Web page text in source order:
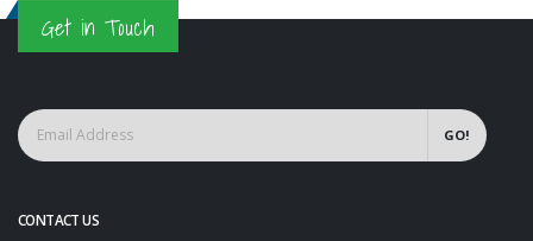
Get in Touch
GO!
CONTACT US